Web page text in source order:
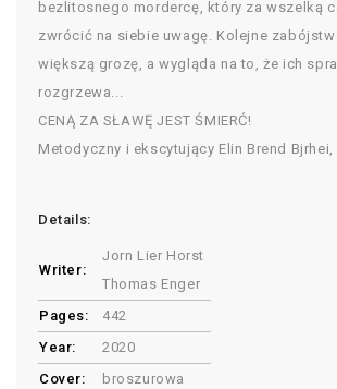
bezlitosnego mordercę, który za wszelką
zwrócić na siebie uwagę. Kolejne
większą grozę, a wygląda na to, że ich
rozgrzewa...
CENĄ ZA SŁAWĘ JEST ŚMIERĆ!
Metodyczny i ekscytujący Elin Brend Bjrhei,
Details:
Writer:
Jorn Lier Horst
Thomas Enger
Pages:
442
Year:
2020
Cover:
broszurowa